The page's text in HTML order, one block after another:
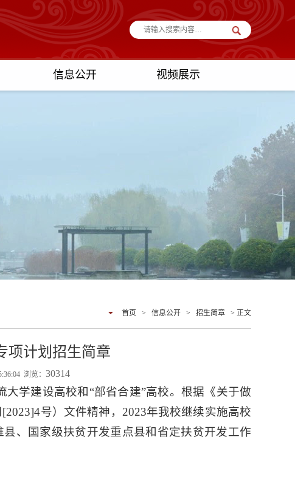
信息公开 视频展示
首页 > 信息公开 > 招生简章 > 正文
项计划招生简章
浏览： 30314
学建设高校和“部省合建”高校。根据《关于做
号）文件精神，2023年我校继续实施高校
、国家级扶贫开发重点县和省定扶贫开发工作